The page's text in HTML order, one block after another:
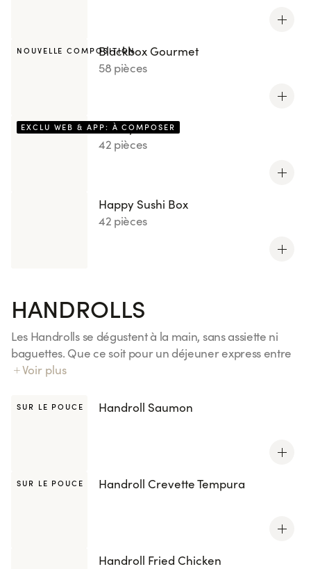
NOUVELLE COMPOSITIONBlackbox Gourmet
58 pièces
EXCLU WEB & APP: À COMPOSER
Box by You
42 pièces
Happy Sushi Box
42 pièces
HANDROLLS
Les Handrolls se dégustent à la main, sans assiette ni
baguettes. Que ce soit pour un déjeuner express entre
deux réunions, un dîner à emporter dans le train ou un
parfait pour un repas gourmand. Découvrez nos 4
Voir plus
SUR LE POUCE Handroll Saumon
SUR LE POUCE Handroll Crevette Tempura
Handroll Fried Chicken